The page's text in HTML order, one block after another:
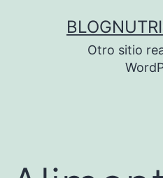
Otro sitio